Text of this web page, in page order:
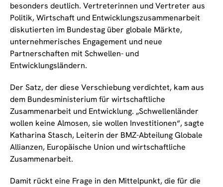
besonders deutlich. Vertreterinnen und Vertreter aus
Politik, Wirtschaft und Entwicklungszusammenarbeit
diskutierten im Bundestag über globale Märkte,
unternehmerisches Engagement und neue
Partnerschaften mit Schwellen- und
Entwicklungsländern.
Der Satz, der diese Verschiebung verdichtet, kam aus
dem Bundesministerium für wirtschaftliche
Zusammenarbeit und Entwicklung. „Schwellenländer
wollen keine Almosen, sie wollen Investitionen“, sagte
Katharina Stasch, Leiterin der BMZ-Abteilung Globale
Allianzen, Europäische Union und wirtschaftliche
Zusammenarbeit.
Damit rückt eine Frage in den Mittelpunkt, die für die